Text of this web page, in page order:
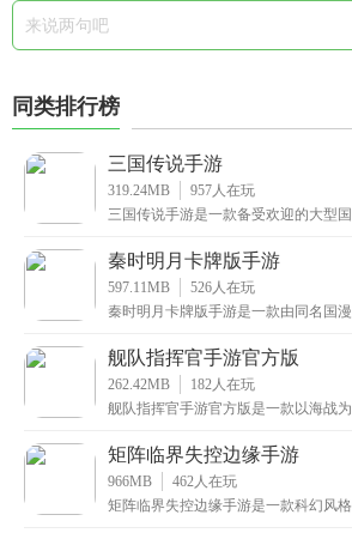
同类排行榜
三国传说手游
319.24MB 957 人在玩
三国传说手游是一款备受欢迎的大型
景象
秦时明月卡牌版手游
597.11MB 526 人在玩
秦时明月卡牌版手游是一款由同名国
人、扶
舰队指挥官手游官方版
262.42MB 182 人在玩
舰队指挥官手游官方版是一款以海战
音乐
矩阵临界失控边缘手游
966MB 462 人在玩
矩阵临界失控边缘手游是一款科幻风